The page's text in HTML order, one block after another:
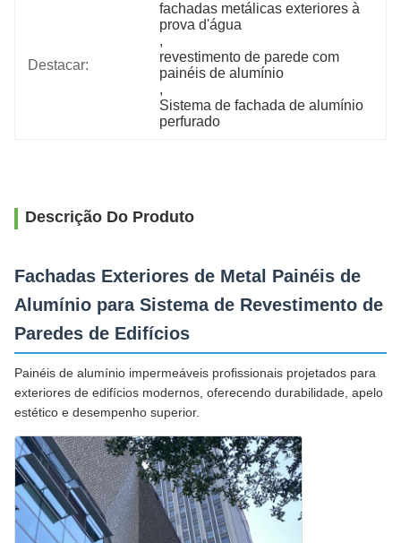
Destacar:
fachadas metálicas exteriores à
prova d'água
,
revestimento de parede com
painéis de alumínio
,
Sistema de fachada de alumínio
perfurado
Descrição Do Produto
Fachadas Exteriores de Metal Painéis de
Alumínio para Sistema de Revestimento de
Paredes de Edifícios
Painéis de alumínio impermeáveis profissionais projetados para
exteriores de edifícios modernos, oferecendo durabilidade, apelo
estético e desempenho superior.